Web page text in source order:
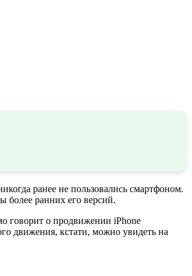
ранее не пользовались смартфоном.
более ранних его версий.
говорит о продвижении iPhone
движения, кстати, можно увидеть на